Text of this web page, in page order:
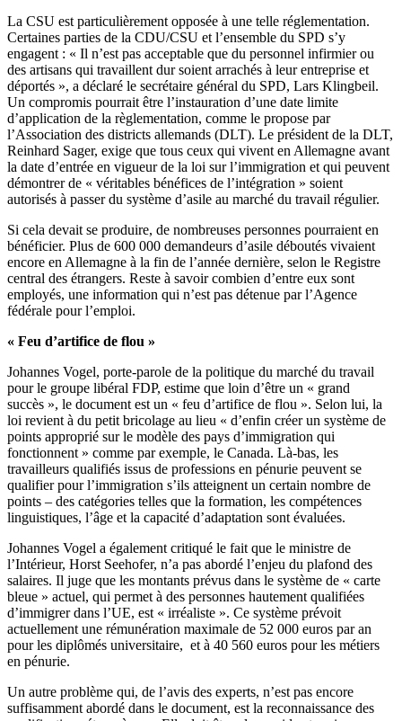
La CSU est particulièrement opposée à une telle réglementation.
Certaines parties de la CDU/CSU et l’ensemble du SPD s’y
engagent : « Il n’est pas acceptable que du personnel infirmier ou
des artisans qui travaillent dur soient arrachés à leur entreprise et
déportés », a déclaré le secrétaire général du SPD, Lars Klingbeil.
Un compromis pourrait être l’instauration d’une date limite
d’application de la règlementation, comme le propose par
l’Association des districts allemands (DLT). Le président de la DLT,
Reinhard Sager, exige que tous ceux qui vivent en Allemagne avant
la date d’entrée en vigueur de la loi sur l’immigration et qui peuvent
démontrer de « véritables bénéfices de l’intégration » soient
autorisés à passer du système d’asile au marché du travail régulier.
Si cela devait se produire, de nombreuses personnes pourraient en
bénéficier. Plus de 600 000 demandeurs d’asile déboutés vivaient
encore en Allemagne à la fin de l’année dernière, selon le Registre
central des étrangers. Reste à savoir combien d’entre eux sont
employés, une information qui n’est pas détenue par l’Agence
fédérale pour l’emploi.
« Feu d’artifice de flou »
Johannes Vogel, porte-parole de la politique du marché du travail
pour le groupe libéral FDP, estime que loin d’être un « grand
succès », le document est un « feu d’artifice de flou ». Selon lui, la
loi revient à du petit bricolage au lieu « d’enfin créer un système de
points approprié sur le modèle des pays d’immigration qui
fonctionnent » comme par exemple, le Canada. Là-bas, les
travailleurs qualifiés issus de professions en pénurie peuvent se
qualifier pour l’immigration s’ils atteignent un certain nombre de
points – des catégories telles que la formation, les compétences
linguistiques, l’âge et la capacité d’adaptation sont évaluées.
Johannes Vogel a également critiqué le fait que le ministre de
l’Intérieur, Horst Seehofer, n’a pas abordé l’enjeu du plafond des
salaires. Il juge que les montants prévus dans le système de « carte
bleue » actuel, qui permet à des personnes hautement qualifiées
d’immigrer dans l’UE, est « irréaliste ». Ce système prévoit
actuellement une rémunération maximale de 52 000 euros par an
pour les diplômés universitaire, et à 40 560 euros pour les métiers
en pénurie.
Un autre problème qui, de l’avis des experts, n’est pas encore
suffisamment abordé dans le document, est la reconnaissance des